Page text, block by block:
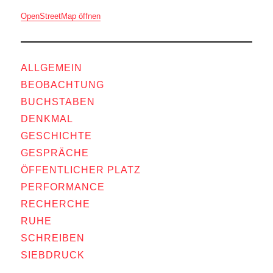
OpenStreetMap öffnen
ALLGEMEIN
BEOBACHTUNG
BUCHSTABEN
DENKMAL
GESCHICHTE
GESPRÄCHE
ÖFFENTLICHER PLATZ
PERFORMANCE
RECHERCHE
RUHE
SCHREIBEN
SIEBDRUCK